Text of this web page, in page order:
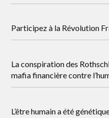
Participez à la Révolution
La conspiration des
mafia financière contre
L’être humain a été